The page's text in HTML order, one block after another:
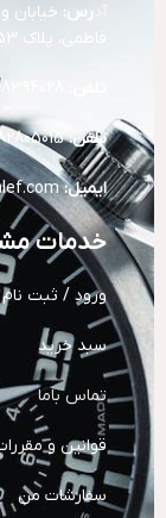
رس: خیابان
فاطمی، پلاک 53
تلفن:82805015-021
ایمیل:
خدمات
ورود / ثبت نام
سبد خرید
تماس باما
قوانین و
سفارشات من